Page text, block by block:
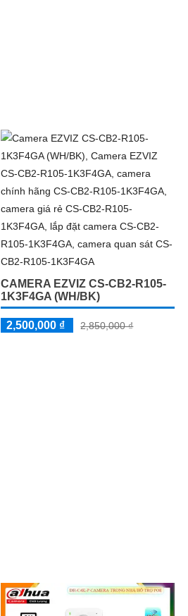
CAMERA EZVIZ CS-CB2-R105-
1K3F4GA (WH/BK)
2,500,000 ₫ 2,850,000 ₫